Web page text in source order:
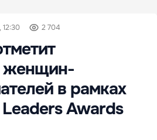
12:30 2 704
женщин-
в рамках
Awards